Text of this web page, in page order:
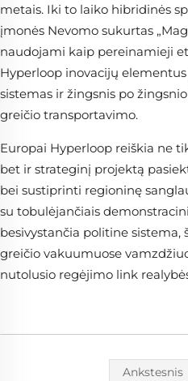
metais. Iki to laiko hibridinės
įmonės Nevomo sukurtas
naudojami kaip pereinamieji
Hyperloop inovacijų
sistemas ir žingsnis po
greičio transportavimo.
Europai Hyperloop reiškia ne
bet ir strateginį projektą
bei sustiprinti regioninę
su tobulėjančiais
besivystančia politine sistema,
greičio vakuumuose
nutolusio regėjimo link
Ankstesnis